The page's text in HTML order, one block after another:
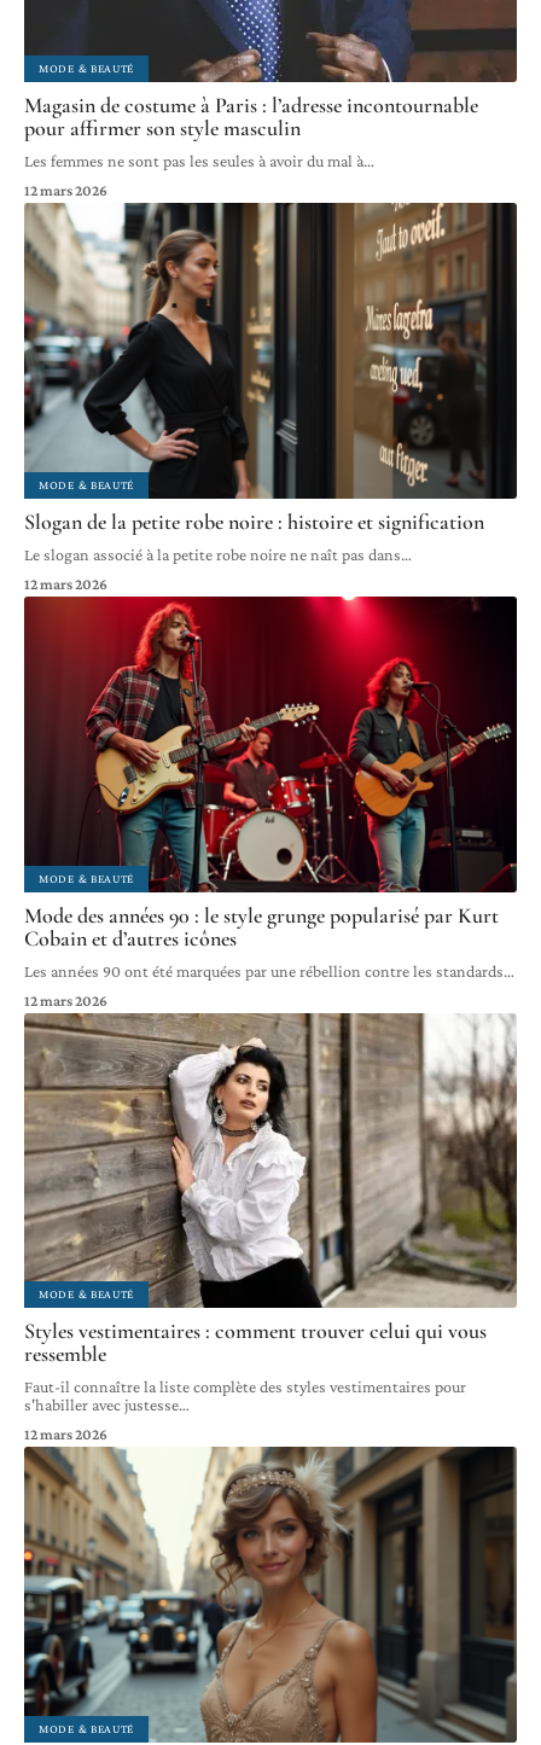
MODE & BEAUTÉ
Magasin de costume à Paris : l’adresse incontournable
pour affirmer son style masculin
Les femmes ne sont pas les seules à avoir du mal à…
12 mars 2026
MODE & BEAUTÉ
Slogan de la petite robe noire : histoire et signification
Le slogan associé à la petite robe noire ne naît pas dans…
12 mars 2026
MODE & BEAUTÉ
Mode des années 90 : le style grunge popularisé par Kurt
Cobain et d’autres icônes
Les années 90 ont été marquées par une rébellion contre les standards…
12 mars 2026
MODE & BEAUTÉ
Styles vestimentaires : comment trouver celui qui vous
ressemble
Faut-il connaître la liste complète des styles vestimentaires pour
s'habiller avec justesse…
12 mars 2026
MODE & BEAUTÉ